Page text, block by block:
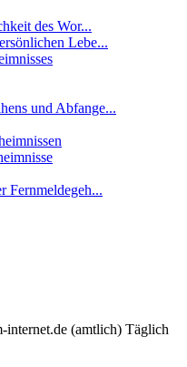
des Wor...
Lebe...
und Abfange...
Fernmeldegeh...
internet.de (amtlich) Täglich